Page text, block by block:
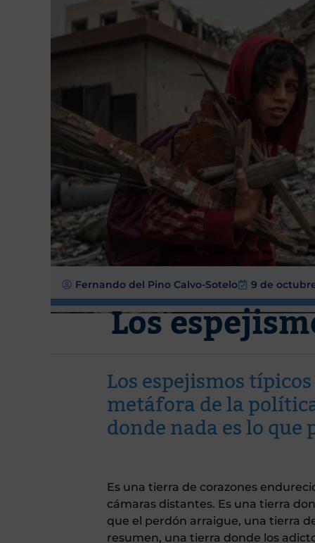
Fernando del Pino Calvo-Sotelo 9 de
Los
Los espejismos
metáfora de la
donde nada es lo que
Es una tierra de corazones
cámaras distantes. Es una tierra
que el perdón arraigue, una tierra
resumen, una tierra donde los